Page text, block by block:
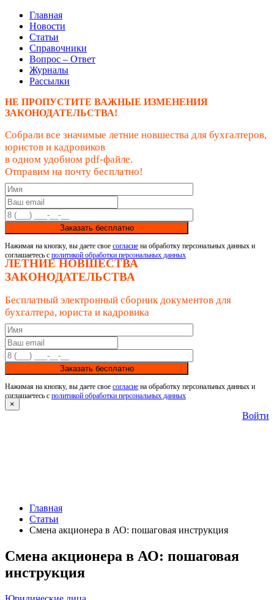
Главная
Новости
Статьи
Справочники
Вопрос – Ответ
Журналы
Рассылки
НЕ ПРОПУСТИТЕ ВАЖНЫЕ ИЗМЕНЕНИЯ
ЗАКОНОДАТЕЛЬСТВА!
Собрали все значимые летние новшества для бухгалтеров,
юристов и кадровиков
в одном удобном pdf-файле.
Отправим на почту бесплатно!
Заказать бесплатно
Нажимая на кнопку, вы даете свое согласие на обработку персональных данных и
соглашаетесь с политикой обработки персональных данных
ЛЕТНИЕ НОВШЕСТВА
ЗАКОНОДАТЕЛЬСТВА
Бесплатный электронный сборник документов для
бухгалтера, юриста и кадровика
Заказать бесплатно
Нажимая на кнопку, вы даете свое согласие на обработку персональных данных и
соглашаетесь с политикой обработки персональных данных
×
Войти
Главная
Статьи
Смена акционера в АО: пошаговая инструкция
Смена акционера в АО: пошаговая
инструкция